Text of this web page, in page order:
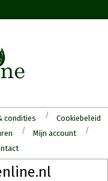
condities
Cookiebeleid
Mijn account